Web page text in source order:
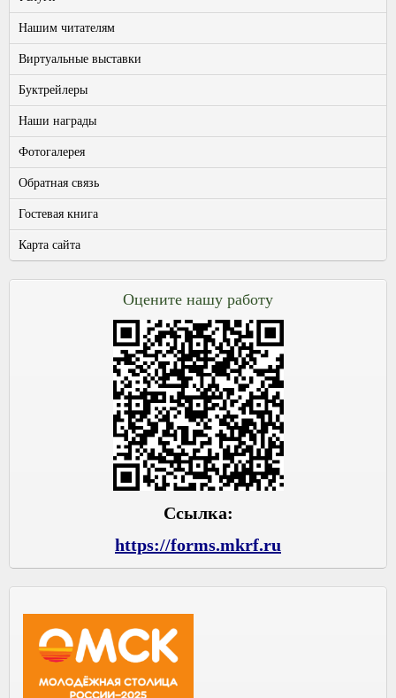
Нашим читателям
Виртуальные выставки
Буктрейлеры
Наши награды
Фотогалерея
Обратная связь
Гостевая книга
Карта сайта
Оцените нашу работу
Ссылка:
https://forms.mkrf.ru